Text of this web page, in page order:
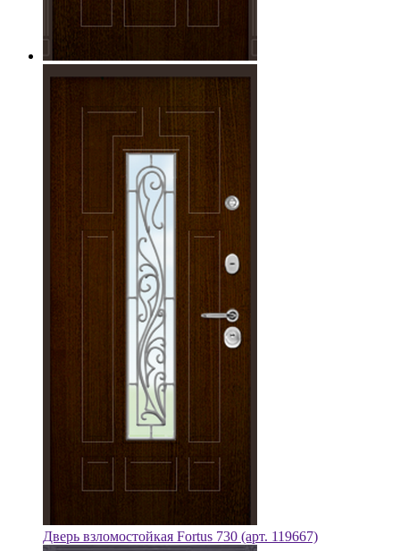
Дверь взломостойкая Fortus 730 (арт. 119667)